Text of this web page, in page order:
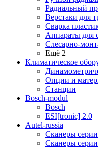
Радиальный
Верстаки для
Сварка
Аппараты для
Слесарно-
Ещё 2
Климатическое
Опции и
Станции
Bosch-modul
Bosch
ESI[tronic] 2.0
Autel-russia
Сканеры
Сканеры